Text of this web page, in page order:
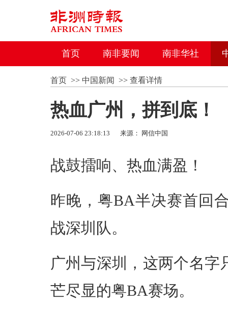
首页 南非要闻 南非华社
首页>> 中国新闻 >> 查看详情
热血广州，拼到底！
2026-07-06 23:18:13 来源： 网信中国
战鼓擂响、热血满盈！
昨晚，粤BA半决赛首回
战深圳队。
广州与深圳，这两个名
芒尽显的粤BA赛场。